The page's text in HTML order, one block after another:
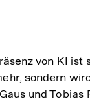
von KI ist
sondern
und Tobias